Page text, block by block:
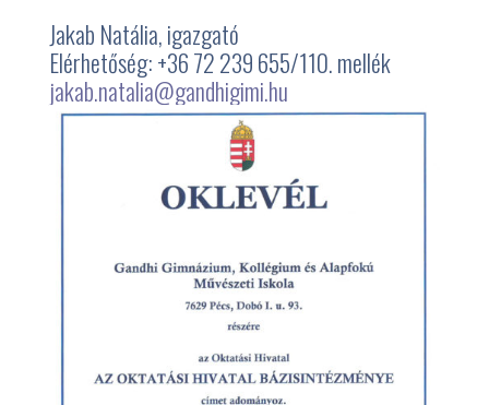
Jakab Natália, igazgató
Elérhetőség: +36 72 239 655/110. mellék
jakab.natalia@gandhigimi.hu